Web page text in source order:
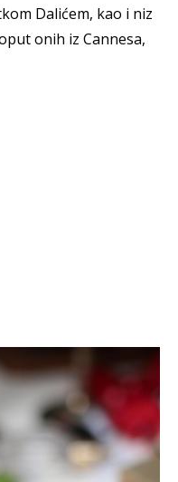
Dalićem, kao i niz
onih iz Cannesa,